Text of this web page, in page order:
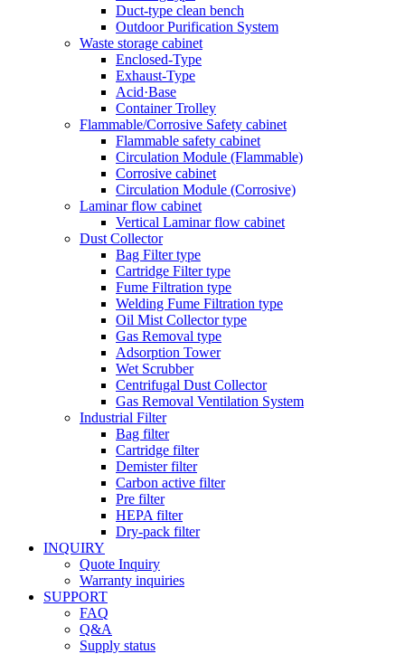
Duct-type clean bench
Outdoor Purification System
Waste storage cabinet
Enclosed-Type
Exhaust-Type
Acid·Base
Container Trolley
Flammable/Corrosive Safety cabinet
Flammable safety cabinet
Circulation Module (Flammable)
Corrosive cabinet
Circulation Module (Corrosive)
Laminar flow cabinet
Vertical Laminar flow cabinet
Dust Collector
Bag Filter type
Cartridge Filter type
Fume Filtration type
Welding Fume Filtration type
Oil Mist Collector type
Gas Removal type
Adsorption Tower
Wet Scrubber
Centrifugal Dust Collector
Gas Removal Ventilation System
Industrial Filter
Bag filter
Cartridge filter
Demister filter
Carbon active filter
Pre filter
HEPA filter
Dry-pack filter
INQUIRY
Quote Inquiry
Warranty inquiries
SUPPORT
FAQ
Q&A
Supply status